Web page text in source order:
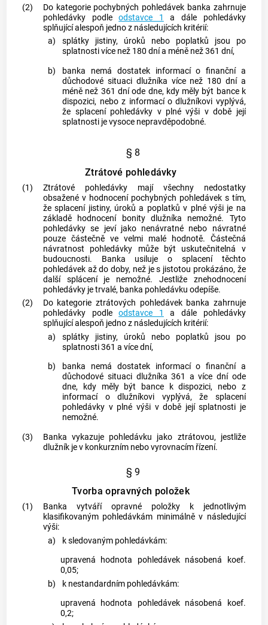
(2)
Do kategorie pochybných pohledávek banka zahrnuje
pohledávky podleodstavce 1
a dále pohledávky
splňující alespoň jedno z následujících kritérií:
a)
splátky jistiny, úroků nebo poplatků jsou po
splatnosti více než 180 dní a méně než 361 dní,
b)
banka nemá dostatek informací o finanční a
důchodové situaci dlužníka více než 180 dní a
méně než 361 dní ode dne, kdy měly být bance k
dispozici, nebo z informací o dlužníkovi vyplývá,
že splacení pohledávky v plné výši v době její
splatnosti je vysoce nepravděpodobné.
§ 8
Ztrátové pohledávky
(1)
Ztrátové pohledávky mají všechny nedostatky
obsažené v hodnocení pochybných pohledávek s tím,
že splacení jistiny, úroků a poplatků v plné výši je na
základě hodnocení bonity dlužníka nemožné. Tyto
pohledávky se jeví jako nenávratné nebo návratné
pouze částečně ve velmi malé hodnotě. Částečná
návratnost pohledávky může být uskutečnitelná v
budoucnosti. Banka usiluje o splacení těchto
pohledávek až do doby, než je s jistotou prokázáno, že
další splácení je nemožné. Jestliže znehodnocení
pohledávky je trvalé, banka pohledávku odepíše.
(2)
Do kategorie ztrátových pohledávek banka zahrnuje
pohledávky podleodstavce 1
a dále pohledávky
splňující alespoň jedno z následujících kritérií:
a)
splátky jistiny, úroků nebo poplatků jsou po
splatnosti 361 a více dní,
b)
banka nemá dostatek informací o finanční a
důchodové situaci dlužníka 361 a více dní ode
dne, kdy měly být bance k dispozici, nebo z
informací o dlužníkovi vyplývá, že splacení
pohledávky v plné výši v době její splatnosti je
nemožné.
(3)
Banka vykazuje pohledávku jako ztrátovou, jestliže
dlužník je v konkurzním nebo vyrovnacím řízení.
§ 9
Tvorba opravných položek
(1)
Banka vytváří opravné položky k jednotlivým
klasifikovaným pohledávkám minimálně v následující
výši:
a)
k sledovaným pohledávkám:
upravená hodnota pohledávek násobená koef.
0,05;
b)
k nestandardním pohledávkám:
upravená hodnota pohledávek násobená koef.
0,2;